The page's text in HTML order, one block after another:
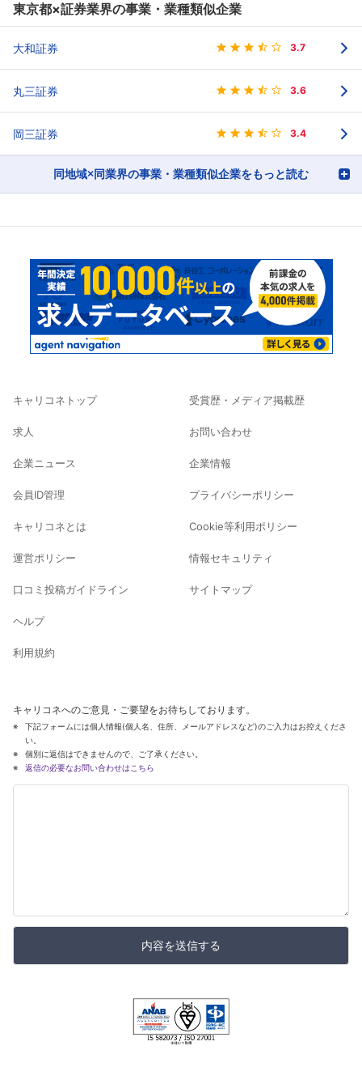
東京都×証券業界の事業・業種類似企業
大和証券 3.7
丸三証券 3.6
岡三証券 3.4
同地域×同業界の事業・業種類似企業をもっと読む
キャリコネトップ
求人
企業ニュース
会員ID管理
キャリコネとは
運営ポリシー
口コミ投稿ガイドライン
ヘルプ
利用規約
受賞歴・メディア掲載歴
お問い合わせ
企業情報
プライバシーポリシー
Cookie等利用ポリシー
情報セキュリティ
サイトマップ
キャリコネへのご意見・ご要望をお待ちしております。
下記フォームには個人情報(個人名、住所、メールアドレスなど)のご入力はお控えくださ
い。
個別に返信はできませんので、ご了承ください。
返信の必要なお問い合わせはこちら
内容を送信する